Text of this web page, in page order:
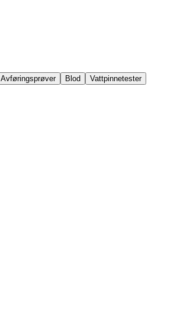
Avføringsprøver Blod Vattpinnetester